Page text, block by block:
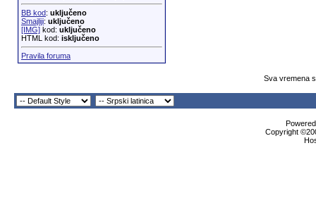
BB kod: uključeno
Smajliji: uključeno
[IMG]kod: uključeno
HTML kod: isključeno
Pravila foruma
Sva vremena
Copyright